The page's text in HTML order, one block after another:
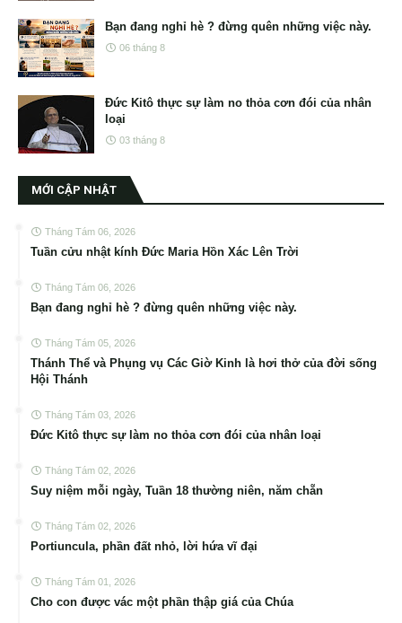
Bạn đang nghỉ hè ? đừng quên những việc này.
06 tháng 8
Đức Kitô thực sự làm no thỏa cơn đói của nhân
loại
03 tháng 8
MỚI CẬP NHẬT
Tháng Tám 06, 2026
Tuần cửu nhật kính Đức Maria Hồn Xác Lên Trời
Tháng Tám 06, 2026
Bạn đang nghỉ hè ? đừng quên những việc này.
Tháng Tám 05, 2026
Thánh Thể và Phụng vụ Các Giờ Kinh là hơi thở của đời sống
Hội Thánh
Tháng Tám 03, 2026
Đức Kitô thực sự làm no thỏa cơn đói của nhân loại
Tháng Tám 02, 2026
Suy niệm mỗi ngày, Tuần 18 thường niên, năm chẵn
Tháng Tám 02, 2026
Portiuncula, phần đất nhỏ, lời hứa vĩ đại
Tháng Tám 01, 2026
Cho con được vác một phần thập giá của Chúa